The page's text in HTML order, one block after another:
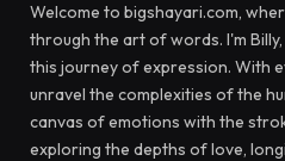
Welcome to bigshayari.com,
through the art of words. I'm
this journey of expression. With
unravel the complexities of the
canvas of emotions with the
exploring the depths of love,